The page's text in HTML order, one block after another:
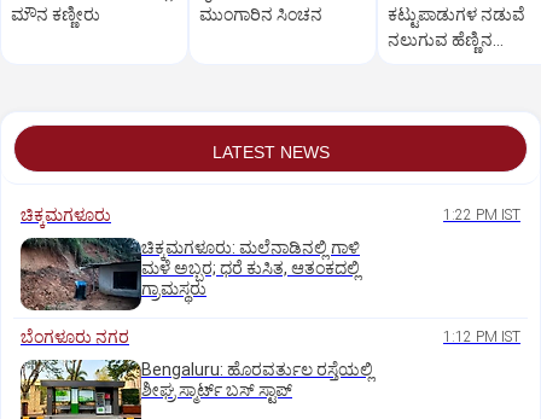
ಮೌನ ಕಣ್ಣೀರು
ಮುಂಗಾರಿನ ಸಿಂಚನ
ಕಟ್ಟುಪಾಡುಗಳ ನಡುವೆ
ನಲುಗುವ ಹೆಣ್ಣಿನ
LATEST NEWS
ಚಿಕ್ಕಮಗಳೂರು 1:22 PM IST
ಚಿಕ್ಕಮಗಳೂರು: ಮಲೆನಾಡಿನಲ್ಲಿ ಗಾಳಿ
ಮಳೆ ಅಬ್ಬರ; ಧರೆ ಕುಸಿತ, ಆತಂಕದಲ್ಲಿ
ಗ್ರಾಮಸ್ಥರು
ಬೆಂಗಳೂರು ನಗರ 1:12 PM IST
Bengaluru: ಹೊರವರ್ತುಲ ರಸ್ತೆಯಲ್ಲಿ
ಶೀಘ್ರ ಸ್ಮಾರ್ಟ್‌ ಬಸ್‌ ಸ್ಟಾಪ್‌